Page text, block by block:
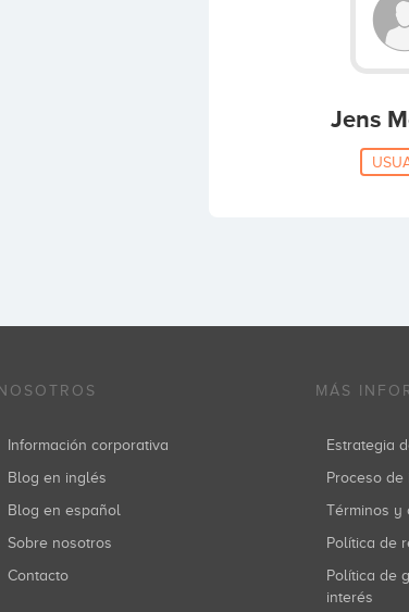
Jens
NOSOTROS
Información corporativa
Blog en inglés
Blog en español
Sobre nosotros
Contacto
MÁS
Estrategia
Proceso
Términos
Política de
Política de gestión de conflictos de
interés